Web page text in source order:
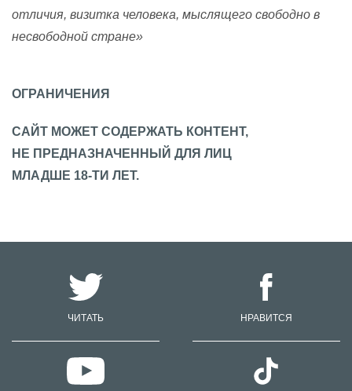
отличия, визитка человека, мыслящего свободно в
несвободной стране»
ОГРАНИЧЕНИЯ
САЙТ МОЖЕТ СОДЕРЖАТЬ КОНТЕНТ,
НЕ ПРЕДНАЗНАЧЕННЫЙ ДЛЯ ЛИЦ
МЛАДШЕ 18-ТИ ЛЕТ.
ЧИТАТЬ НРАВИТСЯ